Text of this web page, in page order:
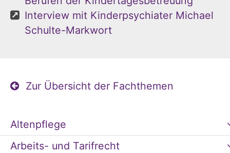
Interview mit Kinderpsychiater Michael
Schulte-Markwort
Zur Übersicht der Fachthemen
Altenpflege
Arbeits- und Tarifrecht